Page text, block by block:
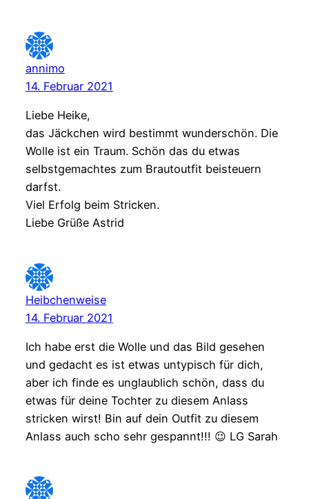
annimo
14. Februar 2021
Liebe Heike,
das Jäckchen wird bestimmt wunderschön. Die
Wolle ist ein Traum. Schön das du etwas
selbstgemachtes zum Brautoutfit beisteuern
darfst.
Viel Erfolg beim Stricken.
Liebe Grüße Astrid
Heibchenweise
14. Februar 2021
Ich habe erst die Wolle und das Bild gesehen
und gedacht es ist etwas untypisch für dich,
aber ich finde es unglaublich schön, dass du
etwas für deine Tochter zu diesem Anlass
stricken wirst! Bin auf dein Outfit zu diesem
Anlass auch scho sehr gespannt!!! 😉 LG Sarah